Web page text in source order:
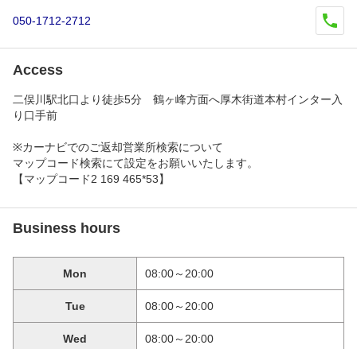
050-1712-2712
Access
二俣川駅北口より徒歩5分 鶴ヶ峰方面へ厚木街道本村インター入
り口手前
※カーナビでのご返却営業所検索について
マップコード検索にて設定をお願いいたします。
【マップコード2 169 465*53】
Business hours
Mon 08:00～20:00
Tue 08:00～20:00
Wed 08:00～20:00